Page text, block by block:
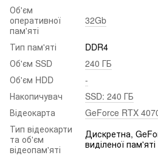
Об'єм
оперативної
пам'яті
32Gb
Тип пам'яті
DDR4
Об'єм SSD
240 ГБ
Об'єм HDD
-
Накопичувач
SSD: 240 ГБ
Відеокарта
GeForce RTX
Тип відеокарти
та об'єм
відеопам'яті
Дискретна,
виділеної пам'яті